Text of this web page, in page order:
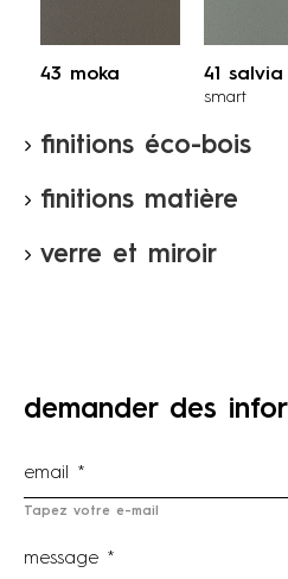
43 moka 41 salvia
smart
finitions éco-bois
finitions matière
verre et miroir
demander des
Tapez votre e-mail
message *